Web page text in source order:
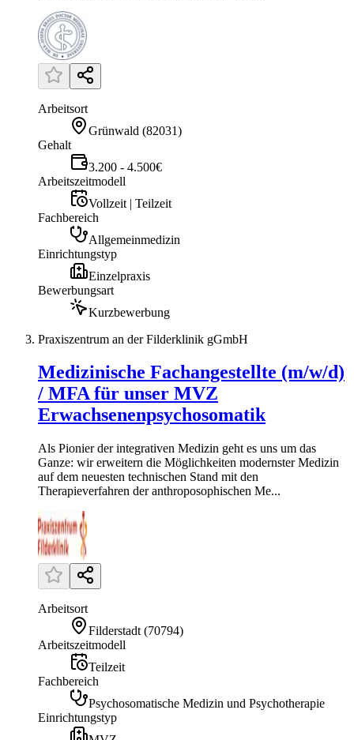
Arbeitsort
Grünwald (82031)
Gehalt
3.200 - 4.500€
Arbeitszeitmodell
Vollzeit | Teilzeit
Fachbereich
Allgemeinmedizin
Einrichtungstyp
Einzelpraxis
Bewerbungsart
Kurzbewerbung
Praxiszentrum an der Filderklinik gGmbH
Medizinische Fachangestellte (m/w/d)
/ MFA für unser MVZ
Erwachsenenpsychosomatik
Als Pionier der integrativen Medizin geht es uns um das
Ganze: wir erweitern die Möglichkeiten modernster Medizin
auf dem neuesten technischen Stand mit den
Therapieverfahren der anthroposophischen Me...
Arbeitsort
Filderstadt (70794)
Arbeitszeitmodell
Teilzeit
Fachbereich
Psychosomatische Medizin und Psychotherapie
Einrichtungstyp